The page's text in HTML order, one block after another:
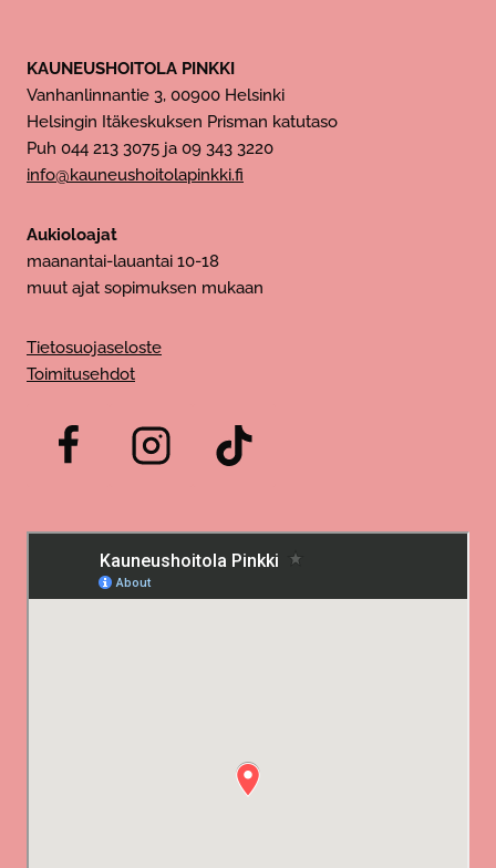
KAUNEUSHOITOLA PINKKI
Vanhanlinnantie 3, 00900 Helsinki
Helsingin Itäkeskuksen Prisman katutaso
Puh 044 213 3075 ja 09 343 3220
info@kauneushoitolapinkki.fi
Aukioloajat
maanantai-lauantai 10-18
muut ajat sopimuksen mukaan
Tietosuojaseloste
Toimitusehdot